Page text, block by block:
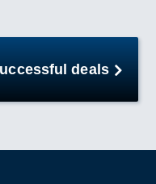
deals